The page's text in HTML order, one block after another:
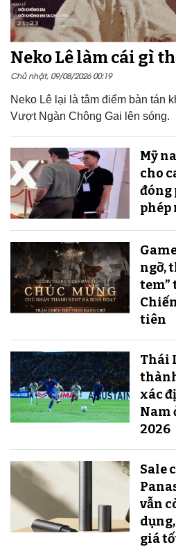
Neko Lê làm cái gì
Chủ nhật, 09/08/2026 00:19
Neko Lê lại là tâm điểm bàn tán
Vượt Ngàn Chông Gai lên sóng.
Mỹ
cho
đóng
phép
ngỡ,
tem”
tiên
Thái
xác
Nam
2026
Sale
vẫn
giá